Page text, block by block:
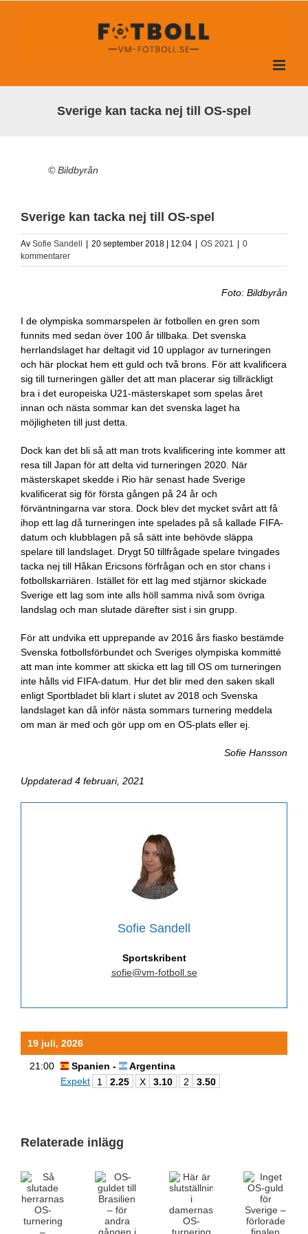
Sverige kan tacka nej till OS-spel
© Bildbyrån
Sverige kan tacka nej till OS-spel
Av Sofie Sandell | 20 september 2018 | 12:04 | OS 2021 | 0
kommentarer
Foto: Bildbyrån
I de olympiska sommarspelen är fotbollen en gren som
funnits med sedan över 100 år tillbaka. Det svenska
herrlandslaget har deltagit vid 10 upplagor av turneringen
och här plockat hem ett guld och två brons. För att kvalificera
sig till turneringen gäller det att man placerar sig tillräckligt
bra i det europeiska U21-mästerskapet som spelas året
innan och nästa sommar kan det svenska laget ha
möjligheten till just detta.
Dock kan det bli så att man trots kvalificering inte kommer att
resa till Japan för att delta vid turneringen 2020. När
mästerskapet skedde i Rio här senast hade Sverige
kvalificerat sig för första gången på 24 år och
förväntningarna var stora. Dock blev det mycket svårt att få
ihop ett lag då turneringen inte spelades på så kallade FIFA-
datum och klubblagen på så sätt inte behövde släppa
spelare till landslaget. Drygt 50 tillfrågade spelare tvingades
tacka nej till Håkan Ericsons förfrågan och en stor chans i
fotbollskarriären. Istället för ett lag med stjärnor skickade
Sverige ett lag som inte alls höll samma nivå som övriga
landslag och man slutade därefter sist i sin grupp.
För att undvika ett upprepande av 2016 års fiasko bestämde
Svenska fotbollsförbundet och Sveriges olympiska kommitté
att man inte kommer att skicka ett lag till OS om turneringen
inte hålls vid FIFA-datum. Hur det blir med den saken skall
enligt Sportbladet bli klart i slutet av 2018 och Svenska
landslaget kan då inför nästa sommars turnering meddela
om man är med och gör upp om en OS-plats eller ej.
Sofie Hansson
Uppdaterad 4 februari, 2021
Sofie Sandell
Sportskribent
sofie@vm-fotboll.se
19 juli, 2026
21:00 Spanien -
Argentina
Expekt
1 2.25 X 3.10 2 3.50
Relaterade inlägg